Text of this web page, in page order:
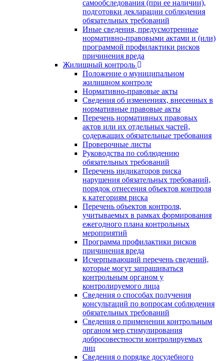
самообследования (при ее наличии),
подготовки декларации соблюдения
обязательных требований
Иные сведения, предусмотренные
нормативно-правовыми актами и (или)
программой профилактики рисков
причинения вреда
Жилищный контроль
Положение о муниципальном
жилищном контроле
Нормативно-правовые акты
Сведения об изменениях, внесенных в
нормативные правовые акты
Перечень нормативных правовых
актов или их отдельных частей,
содержащих обязательные требования
Проверочные листы
Руководства по соблюдению
обязательных требований
Перечень индикаторов риска
нарушения обязательных требований,
порядок отнесения объектов контроля
к категориям риска
Перечень объектов контроля,
учитываемых в рамках формирования
ежегодного плана контрольных
мероприятий
Программа профилактики рисков
причинения вреда
Исчерпывающий перечень сведений,
которые могут запрашиваться
контрольным органом у
контролируемого лица
Сведения о способах получения
консультаций по вопросам соблюдения
обязательных требований
Сведения о применении контрольным
органом мер стимулирования
добросовестности контролируемых
лиц
Сведения о порядке досудебного